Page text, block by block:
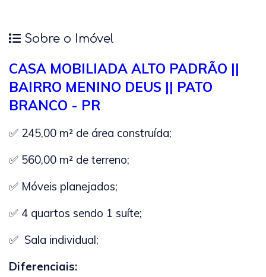
Sobre o Imóvel
CASA MOBILIADA ALTO PADRÃO ||
BAIRRO MENINO DEUS || PATO
BRANCO - PR
✅ 245,00 m² de área construída;
✅ 560,00 m² de terreno;
✅ Móveis planejados;
✅ 4 quartos sendo 1 suíte;
✅ Sala individual;
Diferenciais: